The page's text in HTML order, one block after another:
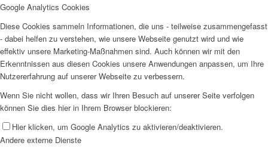
Google Analytics Cookies
Diese Cookies sammeln Informationen, die uns - teilweise zusammengefasst
- dabei helfen zu verstehen, wie unsere Webseite genutzt wird und wie
effektiv unsere Marketing-Maßnahmen sind. Auch können wir mit den
Erkenntnissen aus diesen Cookies unsere Anwendungen anpassen, um Ihre
Nutzererfahrung auf unserer Webseite zu verbessern.
Wenn Sie nicht wollen, dass wir Ihren Besuch auf unserer Seite verfolgen
können Sie dies hier in Ihrem Browser blockieren:
Hier klicken, um Google Analytics zu aktivieren/deaktivieren.
Andere externe Dienste